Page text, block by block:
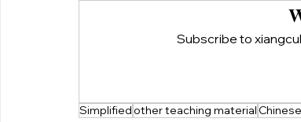
Subscribe to
Simplifiedother teaching material